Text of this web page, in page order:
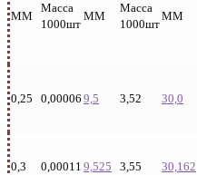
ММ
Масса
1000шт
ММ
Масса
1000шт
ММ
0,25 0,00006 9,5 3,52 30,0
0,3 0,00011 9,525 3,55 30,162